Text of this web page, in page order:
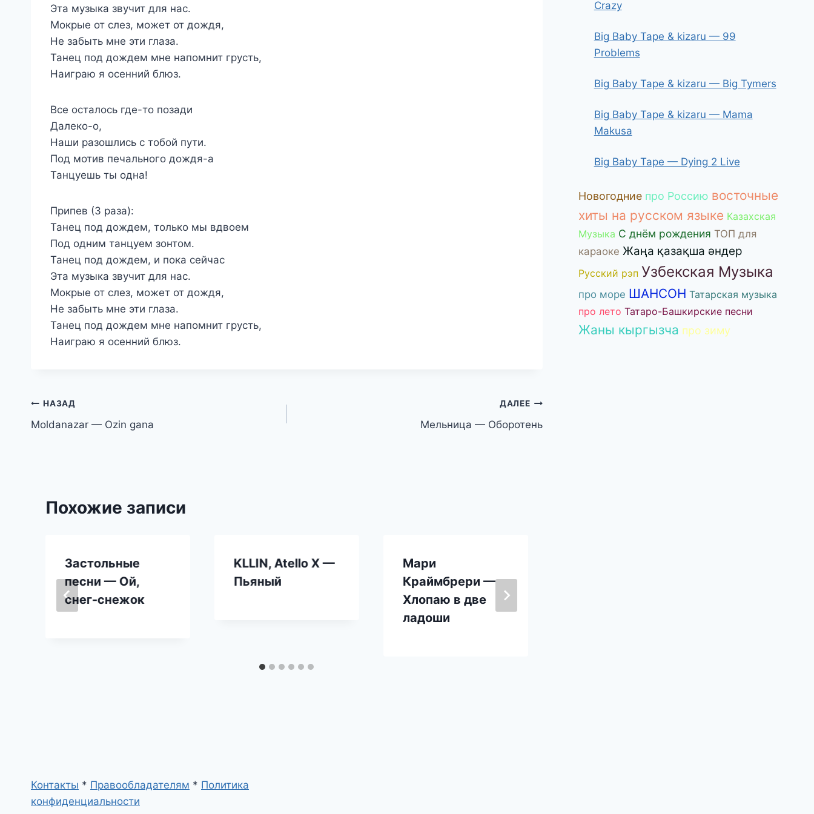
Эта музыка звучит для нас.
Мокрые от слез, может от дождя,
Не забыть мне эти глаза.
Танец под дождем мне напомнит грусть,
Наиграю я осенний блюз.
Все осталось где-то позади
Далеко-о,
Наши разошлись с тобой пути.
Под мотив печального дождя-а
Танцуешь ты одна!
Припев (3 раза):
Танец под дождем, только мы вдвоем
Под одним танцуем зонтом.
Танец под дождем, и пока сейчас
Эта музыка звучит для нас.
Мокрые от слез, может от дождя,
Не забыть мне эти глаза.
Танец под дождем мне напомнит грусть,
Наиграю я осенний блюз.
Навигация
по
НАЗАД
Moldanazar — Ozin gana
ДАЛЕЕ
Мельница — Оборотень
Похожие записи
Застольные
песни — Ой,
снег-снежок
KLLIN, Atello X —
Пьяный
Мари
Краймбрери —
Хлопаю в две
ладоши
Crazy
Big Baby Tape & kizaru — 99
Problems
Big Baby Tape & kizaru — Big Tymers
Big Baby Tape & kizaru — Mama
Makusa
Big Baby Tape — Dying 2 Live
Новогодние про Россию восточные
хиты на русском языке Казахская
Музыка С днём рождения ТОП для
караоке Жаңа қазақша әндер
Русский рэп Узбекская Музыка
про море ШАНСОН Татарская музыка
про лето Татаро-Башкирские песни
Жаны кыргызча про зиму
Контакты * Правообладателям * Политика
конфиденциальности